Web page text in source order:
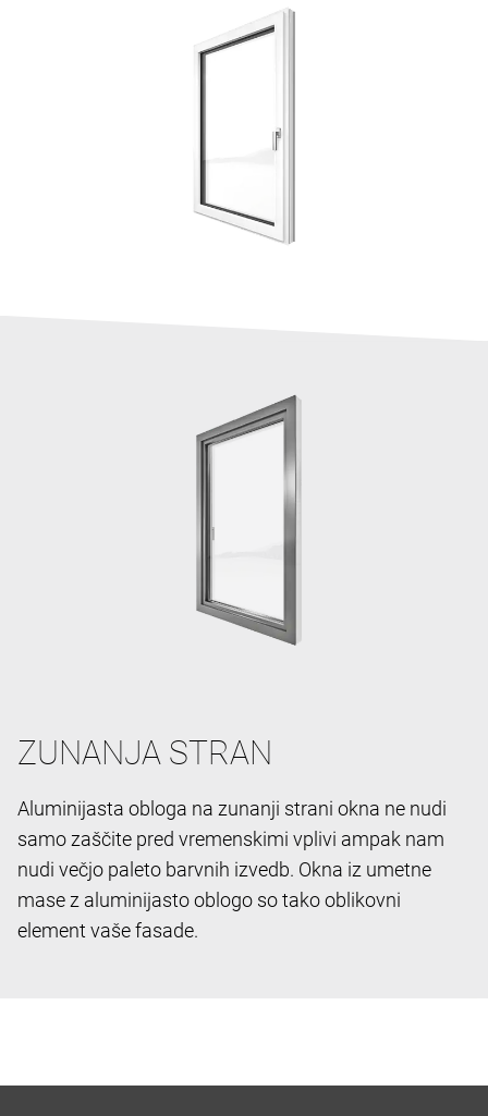
ZUNANJA STRAN
Aluminijasta obloga na zunanji strani okna ne nudi
samo zaščite pred vremenskimi vplivi ampak nam
nudi večjo paleto barvnih izvedb. Okna iz umetne
mase z aluminijasto oblogo so tako oblikovni
element vaše fasade.